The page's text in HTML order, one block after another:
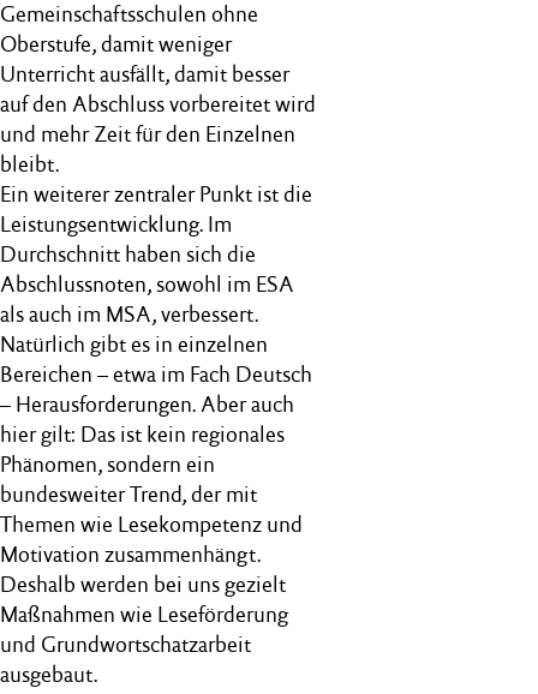
Gemeinschaftsschulen ohne
Oberstufe, damit weniger
Unterricht ausfällt, damit besser
auf den Abschluss vorbereitet wird
und mehr Zeit für den Einzelnen
bleibt.
Ein weiterer zentraler Punkt ist die
Leistungsentwicklung. Im
Durchschnitt haben sich die
Abschlussnoten, sowohl im ESA
als auch im MSA, verbessert.
Natürlich gibt es in einzelnen
Bereichen – etwa im Fach Deutsch
– Herausforderungen. Aber auch
hier gilt: Das ist kein regionales
Phänomen, sondern ein
bundesweiter Trend, der mit
Themen wie Lesekompetenz und
Motivation zusammenhängt.
Deshalb werden bei uns gezielt
Maßnahmen wie Leseförderung
und Grundwortschatzarbeit
ausgebaut.